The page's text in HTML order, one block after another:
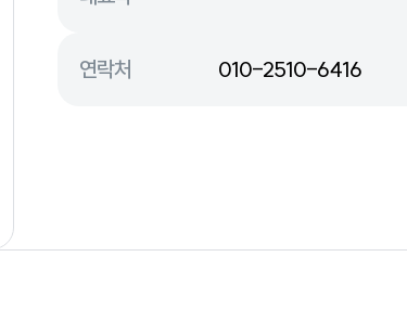
연락처 010-2510-6416